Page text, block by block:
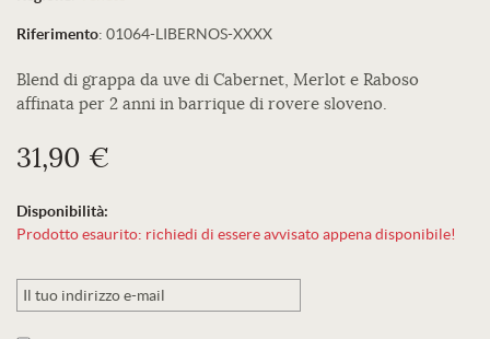
Riferimento: 01064-LIBERNOS-XXXX
Blend di grappa da uve di Cabernet, Merlot e Raboso
affinata per 2 anni in barrique di rovere sloveno.
31,90 €
Disponibilità:
Prodotto esaurito: richiedi di essere avvisato appena disponibile!